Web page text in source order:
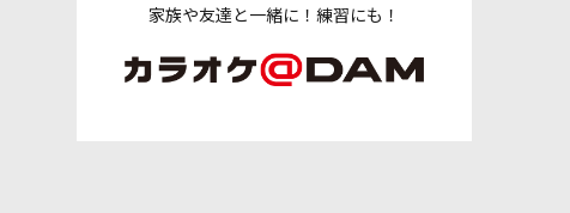
家族や友達と一緒に！練習にも！